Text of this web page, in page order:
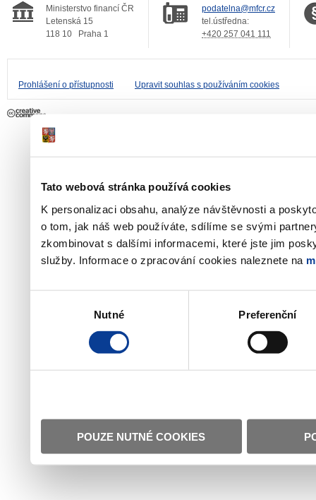
Tato webová stránka používá cookies
K personalizaci obsahu, analýze návštěvnosti a
o tom, jak náš web používáte, sdílíme se svými
zkombinovat s dalšími informacemi, které jste jim
služby. Informace o zpracování cookies naleznete na
Nutné Preferenční
POUZE NUTNÉ COOKIES
Ministerstvo financí ČR
Letenská 15
118 10
Praha 1
podatelna@mfcr.cz
tel.ústředna:
+420 257 041 111
Prohlášení o přístupnosti Upravit souhlas s používáním cookies